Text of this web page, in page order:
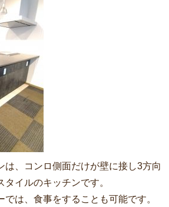
は、コンロ側面だけが壁に接し3方向
イルのキッチンです。
では、食事をすることも可能です。